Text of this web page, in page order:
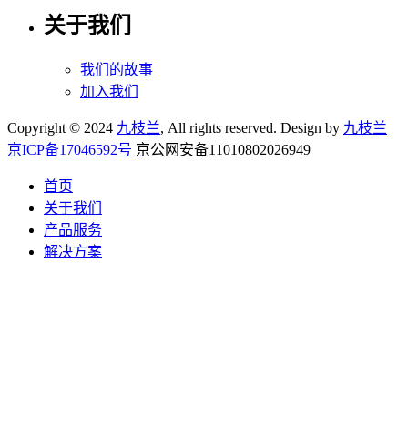
关于我们
我们的故事
加入我们
Copyright © 2024 九枝兰, All rights reserved. Design by 九枝兰
京ICP备17046592号 京公网安备11010802026949
首页
关于我们
产品服务
解决方案